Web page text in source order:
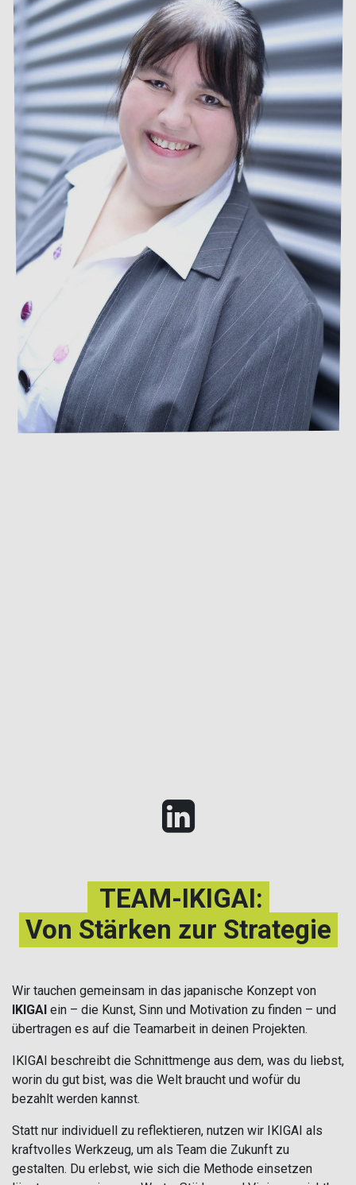
TEAM-IKIGAI:
Von Stärken zur Strategie
Wir tauchen gemeinsam in das japanische Konzept von
IKIGAI ein – die Kunst, Sinn und Motivation zu finden – und
übertragen es auf die Teamarbeit in deinen Projekten.
IKIGAI beschreibt die Schnittmenge aus dem, was du liebst,
worin du gut bist, was die Welt braucht und wofür du
bezahlt werden kannst.
Statt nur individuell zu reflektieren, nutzen wir IKIGAI als
kraftvolles Werkzeug, um als Team die Zukunft zu
gestalten. Du erlebst, wie sich die Methode einsetzen